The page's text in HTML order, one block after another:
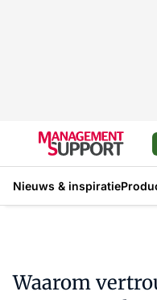
Nieuws & inspiratie
Waarom